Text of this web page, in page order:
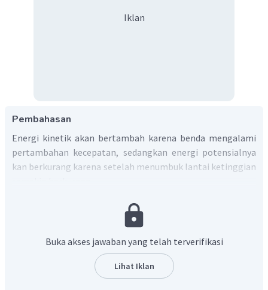
Iklan
Pembahasan
Energi kinetik akan bertambah karena benda mengalami
pertambahan kecepatan, sedangkan energi potensialnya
kan berkurang karena setelah menumbuk lantai ketinggian
Buka akses jawaban yang telah terverifikasi
Lihat Iklan